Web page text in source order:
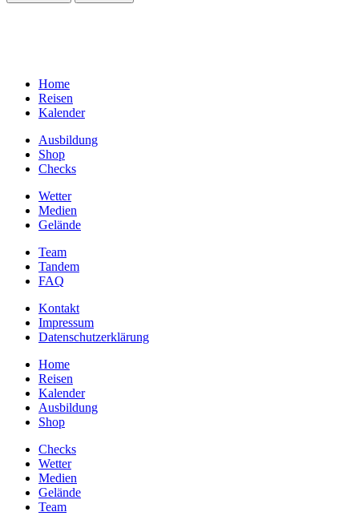
Home
Reisen
Kalender
Ausbildung
Shop
Checks
Wetter
Medien
Gelände
Team
Tandem
FAQ
Kontakt
Impressum
Datenschutzerklärung
Home
Reisen
Kalender
Ausbildung
Shop
Checks
Wetter
Medien
Gelände
Team